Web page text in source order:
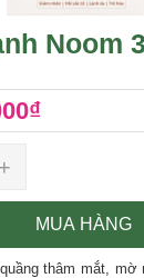
Noom
+
MUA HÀNG
thâm mắt, mờ